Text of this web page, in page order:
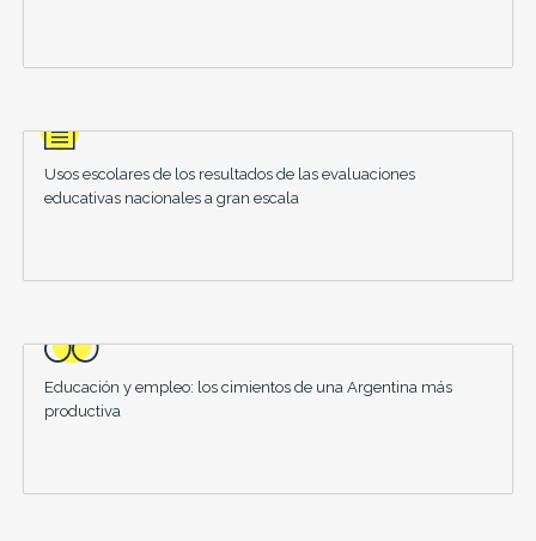
Usos escolares de los resultados de las evaluaciones
educativas nacionales a gran escala
Educación y empleo: los cimientos de una Argentina más
productiva